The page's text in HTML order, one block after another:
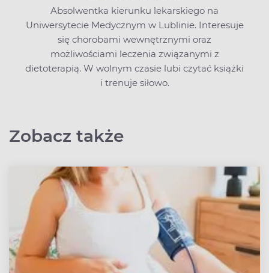
Absolwentka kierunku lekarskiego na
Uniwersytecie Medycznym w Lublinie. Interesuje
się chorobami wewnętrznymi oraz
możliwościami leczenia związanymi z
dietoterapią. W wolnym czasie lubi czytać książki
i trenuje siłowo.
Zobacz także